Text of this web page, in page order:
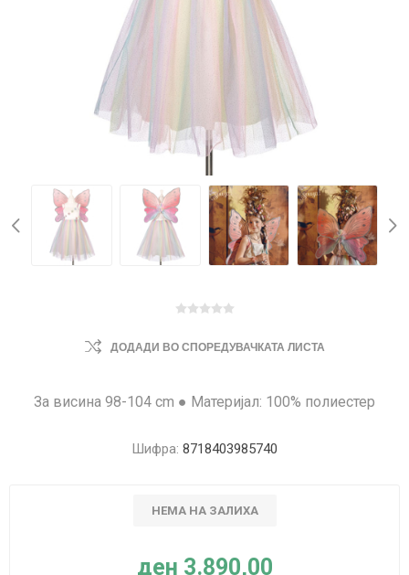
ДОДАДИ ВО СПОРЕДУВАЧКАТА ЛИСТА
За висина 98-104 cm ● Материјал: 100% полиестер
Шифра: 8718403985740
НЕМА НА ЗАЛИХА
ден 3.890,00